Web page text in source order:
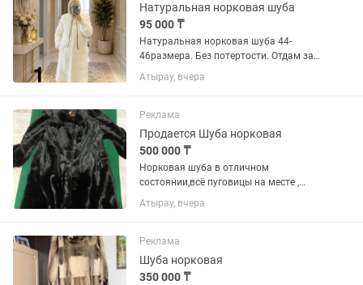
Натуральная норковая шуба
95 000 ₸
Натуральная норковая шуба 44-
46размера. Без потертости. Отдам за
95000тг. Торг есть. Покупала в Астане.
Атырау, вчера
Реклама
Продается Шуба норковая
500 000 ₸
Норковая шуба в отличном
состоянии,всё пуговицы на месте ,
размер 50
Атырау, вчера
Реклама
Шуба норковая
350 000 ₸